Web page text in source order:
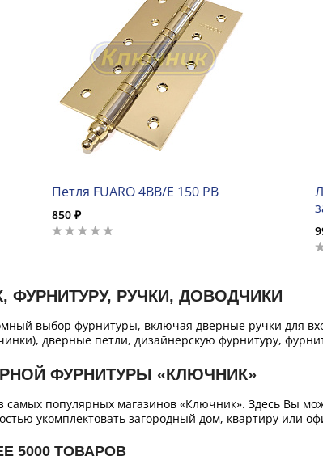
Петля FUARO 4BB/E 150 PB
850 ₽
ФУРНИТУРУ, РУЧКИ, ДОВОДЧИКИ
выбор фурнитуры, включая дверные ручки для
дверные петли, дизайнерскую фурнитуру,
ФУРНИТУРЫ «КЛЮЧНИК»
самых популярных магазинов «Ключник». Здесь Вы
укомплектовать загородный дом, квартиру или
5000 ТОВАРОВ